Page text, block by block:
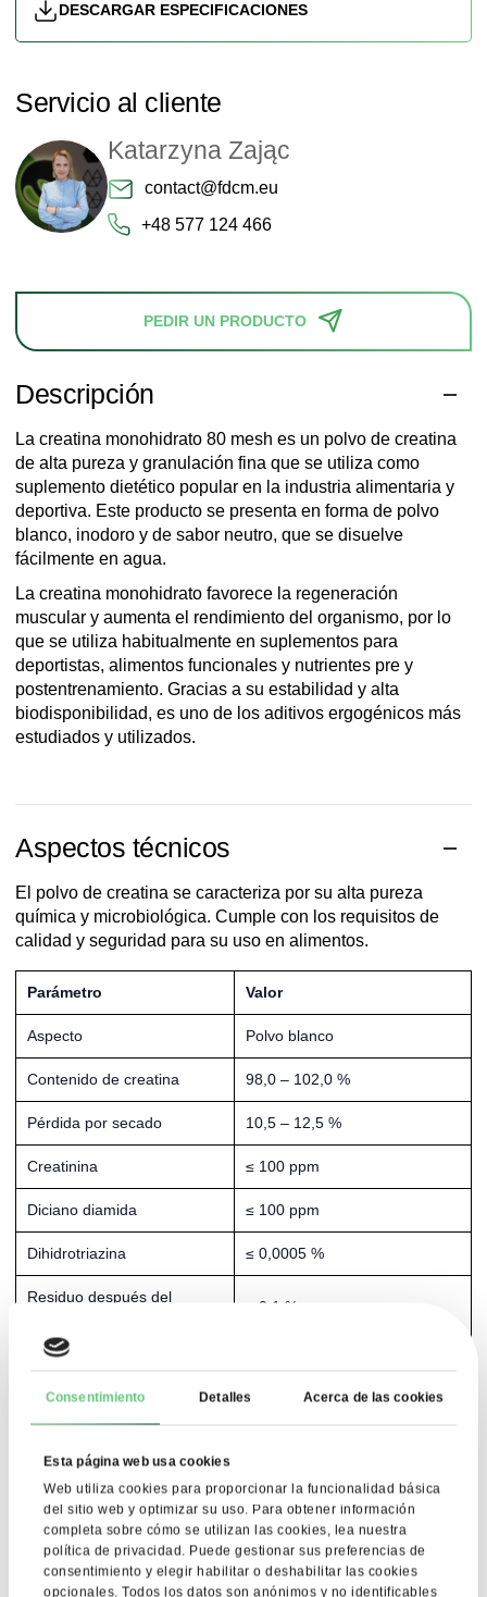
Consentimiento Detalles Acerca de las cookies
Esta página web usa cookies
Web utiliza cookies para proporcionar la funcionalidad básica
del sitio web y optimizar su uso. Para obtener información
completa sobre cómo se utilizan las cookies, lea nuestra
política de privacidad. Puede gestionar sus preferencias de
consentimiento y elegir habilitar o deshabilitar las cookies
opcionales. Todos los datos son anónimos y no identificables
Descripción
La creatina monohidrato 80 mesh es un polvo de creatina
de alta pureza y granulación fina que se utiliza como
suplemento dietético popular en la industria alimentaria y
deportiva. Este producto se presenta en forma de polvo
blanco, inodoro y de sabor neutro, que se disuelve
fácilmente en agua.
La creatina monohidrato favorece la regeneración
muscular y aumenta el rendimiento del organismo, por lo
que se utiliza habitualmente en suplementos para
deportistas, alimentos funcionales y nutrientes pre y
postentrenamiento. Gracias a su estabilidad y alta
biodisponibilidad, es uno de los aditivos ergogénicos más
estudiados y utilizados.
Aspectos técnicos
El polvo de creatina se caracteriza por su alta pureza
química y microbiológica. Cumple con los requisitos de
calidad y seguridad para su uso en alimentos.
Parámetro Valor
Aspecto Polvo blanco
Contenido de creatina 98,0 – 102,0 %
Pérdida por secado 10,5 – 12,5 %
Creatinina ≤ 100 ppm
Diciano diamida ≤ 100 ppm
Dihidrotriazina ≤ 0,0005 %
Residuo después del
≤ 0,1 %
Contaminantes no
Contaminantes totales
Densidad aparente
Densidad compacta ≥ 720 g/L
Número total de
microorganismos
< 100 ufc/g
DESCARGAR ESPECIFICACIONES
Servicio al cliente
Katarzyna Zając
contact@fdcm.eu
+48 577 124 466
PEDIR UN PRODUCTO